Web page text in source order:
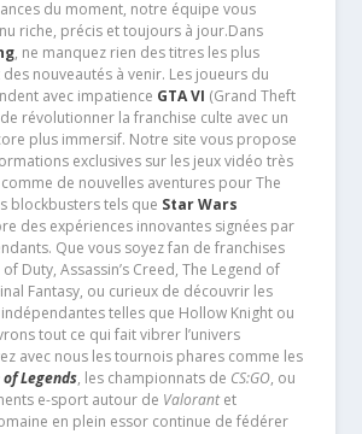
du moment, notre équipe vous
riche, précis et toujours à jour.Dans
, ne manquez rien des titres les plus
nouveautés à venir. Les joueurs du
avec impatience GTA VI (Grand Theft
révolutionner la franchise culte avec un
plus immersif. Notre site vous propose
exclusives sur les jeux vidéo très
de nouvelles aventures pour The
blockbusters tels que Star Wars
des expériences innovantes signées par
Que vous soyez fan de franchises
Duty, Assassin’s Creed, The Legend of
Fantasy, ou curieux de découvrir les
telles que Hollow Knight ou
tout ce qui fait vibrer l’univers
avec nous les tournois phares comme les
Legends, les championnats de CS:GO, ou
e-sport autour de Valorantet
en plein essor continue de fédérer